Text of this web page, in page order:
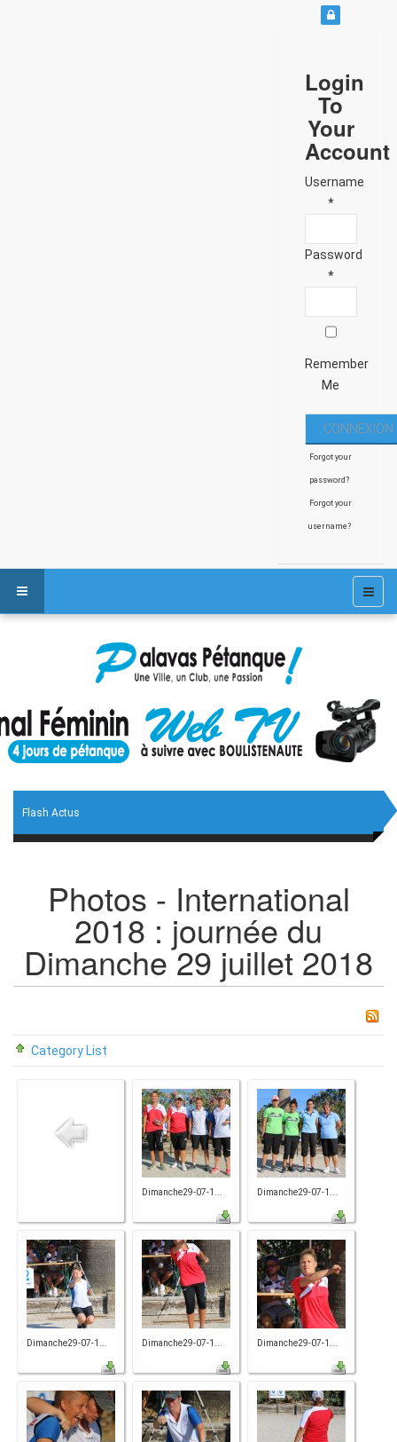
Login
To
Your
Account
Username
*
Password
*
Remember
Me
Forgot your
password?
Forgot your
username?
Flash Actus
Photos - International
2018 : journée du
Dimanche 29 juillet 2018
Category List
Dimanche29-07-1... Dimanche29-07-1...
Dimanche29-07-1... Dimanche29-07-1... Dimanche29-07-1...